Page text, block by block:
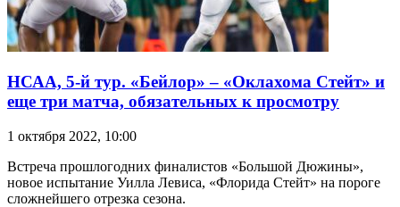
НСАА, 5-й тур. «Бейлор» – «Оклахома Стейт» и
еще три матча, обязательных к просмотру
1 октября 2022, 10:00
Встреча прошлогодних финалистов «Большой Дюжины»,
новое испытание Уилла Левиса, «Флорида Стейт» на пороге
сложнейшего отрезка сезона.